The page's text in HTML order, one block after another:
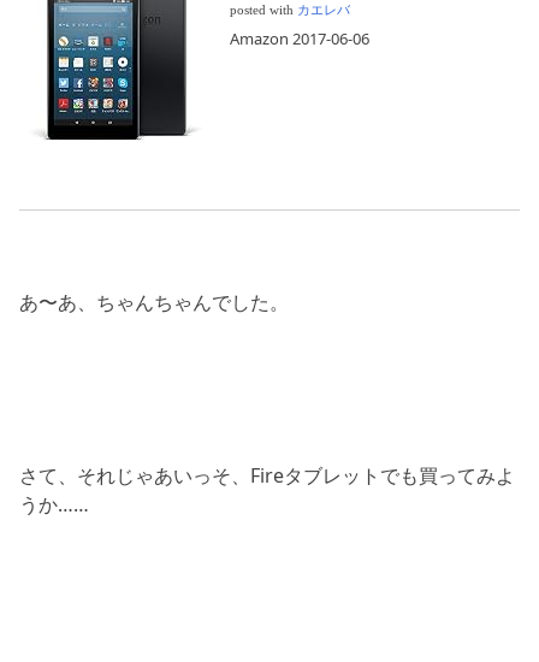
posted with カエレバ
Amazon 2017-06-06
あ〜あ、ちゃんちゃんでした。
さて、それじゃあいっそ、Fireタブレットでも買ってみよ
うか……